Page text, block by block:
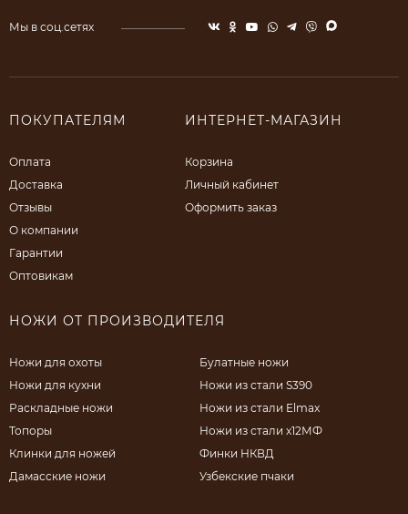
Мы в соц.сетях
ПОКУПАТЕЛЯМ
Оплата
Доставка
Отзывы
О компании
Гарантии
Оптовикам
ИНТЕРНЕТ-МАГАЗИН
Корзина
Личный кабинет
Оформить заказ
НОЖИ ОТ ПРОИЗВОДИТЕЛЯ
Ножи для охоты
Ножи для кухни
Раскладные ножи
Топоры
Клинки для ножей
Дамасские ножи
Булатные ножи
Ножи из стали S390
Ножи из стали Elmax
Ножи из стали х12МФ
Финки НКВД
Узбекские пчаки